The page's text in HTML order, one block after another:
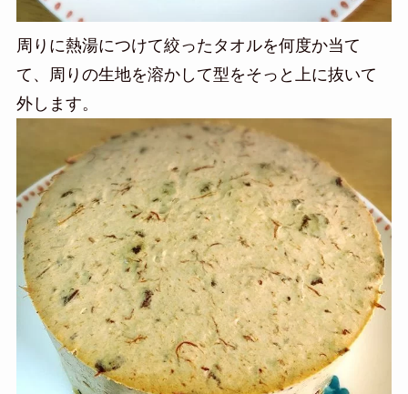
周りに熱湯につけて絞ったタオルを何度か当て
て、周りの生地を溶かして型をそっと上に抜いて
外します。